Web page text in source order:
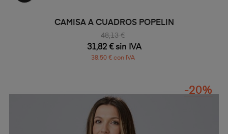
CAMISA A CUADROS POPELIN
48,13 €
31,82 € sin IVA
38,50 € con IVA
-20%